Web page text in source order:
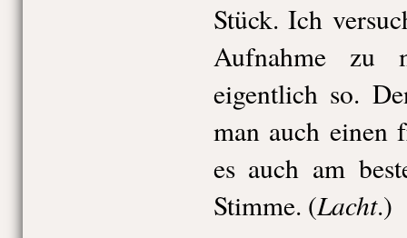
Stück. Ich
Aufnahme zu
eigentlich so.
man auch einen
es auch am
Stimme. (Lacht.)